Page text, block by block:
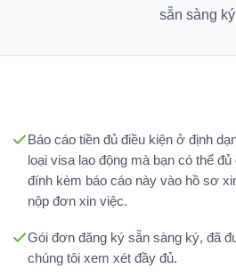
sẵn sàng
Báo cáo tiền đủ điều kiện ở định
loại visa lao động mà bạn có thể
đính kèm báo cáo này vào hồ sơ
nộp đơn xin việc.
Gói đơn đăng ký sẵn sàng ký, đã
chúng tôi xem xét đầy đủ.